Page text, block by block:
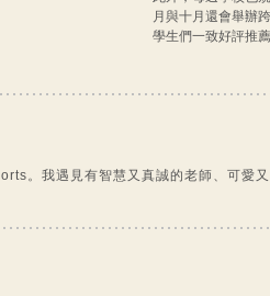
月與十月還會舉辦
學生們一致好評推
。我遇見有智慧又真誠的老師、可愛